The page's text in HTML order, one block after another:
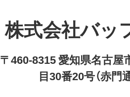
株式会社バッ
〒460-8315 愛知県名古屋
目30番20号（赤門